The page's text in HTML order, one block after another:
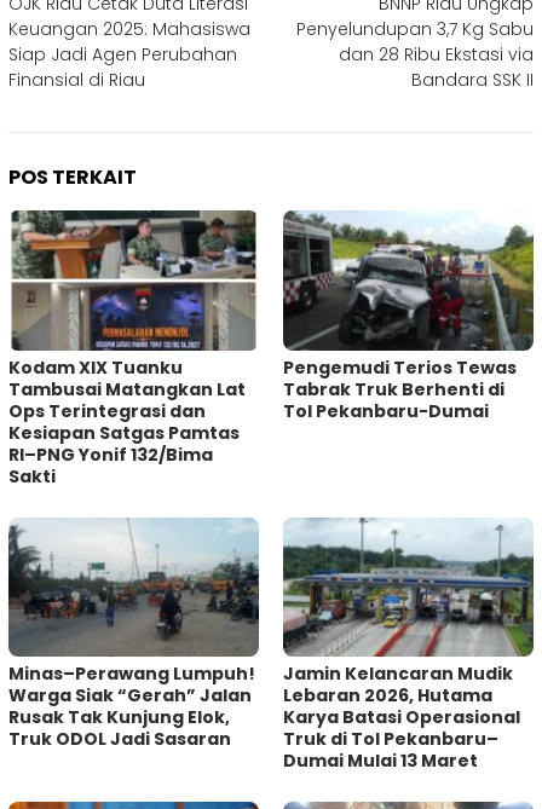
pos
Keuangan 2025: Mahasiswa
Siap Jadi Agen Perubahan
Finansial di Riau
Penyelundupan 3,7 Kg Sabu
dan 28 Ribu Ekstasi via
Bandara SSK II
POS TERKAIT
Kodam XIX Tuanku
Tambusai Matangkan Lat
Ops Terintegrasi dan
Kesiapan Satgas Pamtas
RI–PNG Yonif 132/Bima
Sakti
Pengemudi Terios Tewas
Tabrak Truk Berhenti di
Tol Pekanbaru-Dumai
Minas–Perawang Lumpuh!
Warga Siak “Gerah” Jalan
Rusak Tak Kunjung Elok,
Truk ODOL Jadi Sasaran
Jamin Kelancaran Mudik
Lebaran 2026, Hutama
Karya Batasi Operasional
Truk di Tol Pekanbaru–
Dumai Mulai 13 Maret